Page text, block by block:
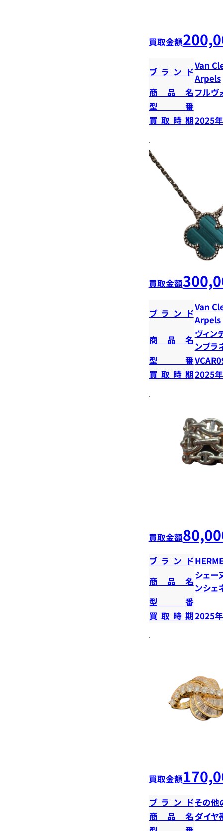
買取金額
ブランド
Van
Arpels
商品名 フルヴ
型番
買取時期2025
買取金額
ブランド
Van
Arpels
商品名
ヴィン
ンブラ
型番
買取時期2025
買取金額
ブランド
商品名
シェー
ンシェ
型番
買取時期2025
買取金額
ブランドその他
商品名ダイヤ